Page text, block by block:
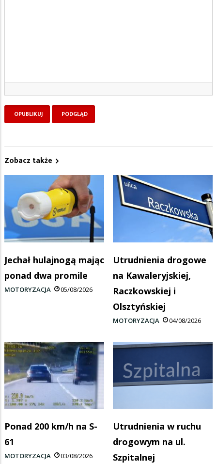
Zobacz także
Jechał hulajnogą mając
ponad dwa promile
MOTORYZACJA 05/08/2026
Utrudnienia drogowe
na Kawaleryjskiej,
Raczkowskiej i
Olsztyńskiej
MOTORYZACJA 04/08/2026
Ponad 200 km/h na S-
61
MOTORYZACJA 03/08/2026
Utrudnienia w ruchu
drogowym na ul.
Szpitalnej